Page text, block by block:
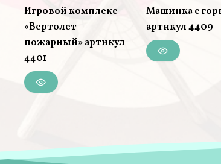
Игровой комплекс
«Вертолет
пожарный» артикул
4401
Машинка с
артикул 4409